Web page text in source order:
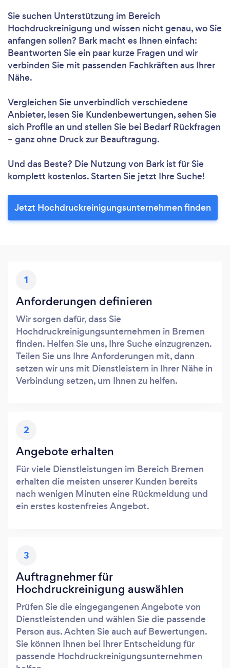
Sie suchen Unterstützung im Bereich
Hochdruckreinigung und wissen nicht genau, wo Sie
anfangen sollen? Bark macht es Ihnen einfach:
Beantworten Sie ein paar kurze Fragen und wir
verbinden Sie mit passenden Fachkräften aus Ihrer
Nähe.
Vergleichen Sie unverbindlich verschiedene
Anbieter, lesen Sie Kundenbewertungen, sehen Sie
sich Profile an und stellen Sie bei Bedarf Rückfragen
– ganz ohne Druck zur Beauftragung.
Und das Beste? Die Nutzung von Bark ist für Sie
komplett kostenlos. Starten Sie jetzt Ihre Suche!
Jetzt Hochdruckreinigungsunternehmen finden
1
Anforderungen definieren
Wir sorgen dafür, dass Sie
Hochdruckreinigungsunternehmen in Bremen
finden. Helfen Sie uns, Ihre Suche einzugrenzen.
Teilen Sie uns Ihre Anforderungen mit, dann
setzen wir uns mit Dienstleistern in Ihrer Nähe in
Verbindung setzen, um Ihnen zu helfen.
2
Angebote erhalten
Für viele Dienstleistungen im Bereich Bremen
erhalten die meisten unserer Kunden bereits
nach wenigen Minuten eine Rückmeldung und
ein erstes kostenfreies Angebot.
3
Auftragnehmer für
Hochdruckreinigung auswählen
Prüfen Sie die eingegangenen Angebote von
Dienstleistenden und wählen Sie die passende
Person aus. Achten Sie auch auf Bewertungen.
Sie können Ihnen bei Ihrer Entscheidung für
passende Hochdruckreinigungsunternehmen